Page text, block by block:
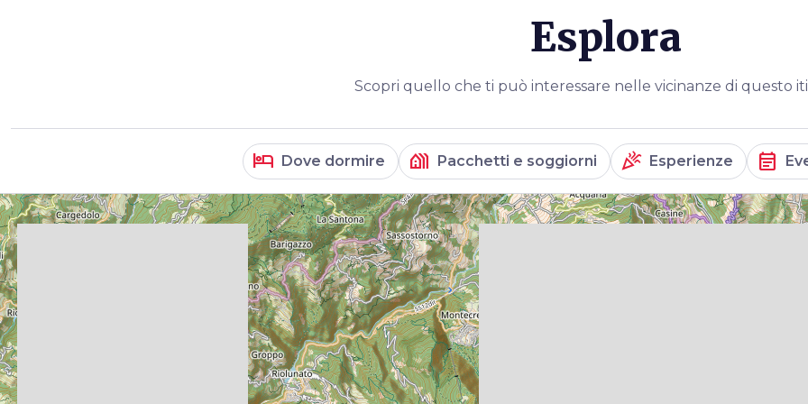
Esplora
Scopri quello che ti può interessare nelle vicinanze di questo
hotel Dove dormire holiday_village Pacchetti e soggiorni celebration Esperienze event_note